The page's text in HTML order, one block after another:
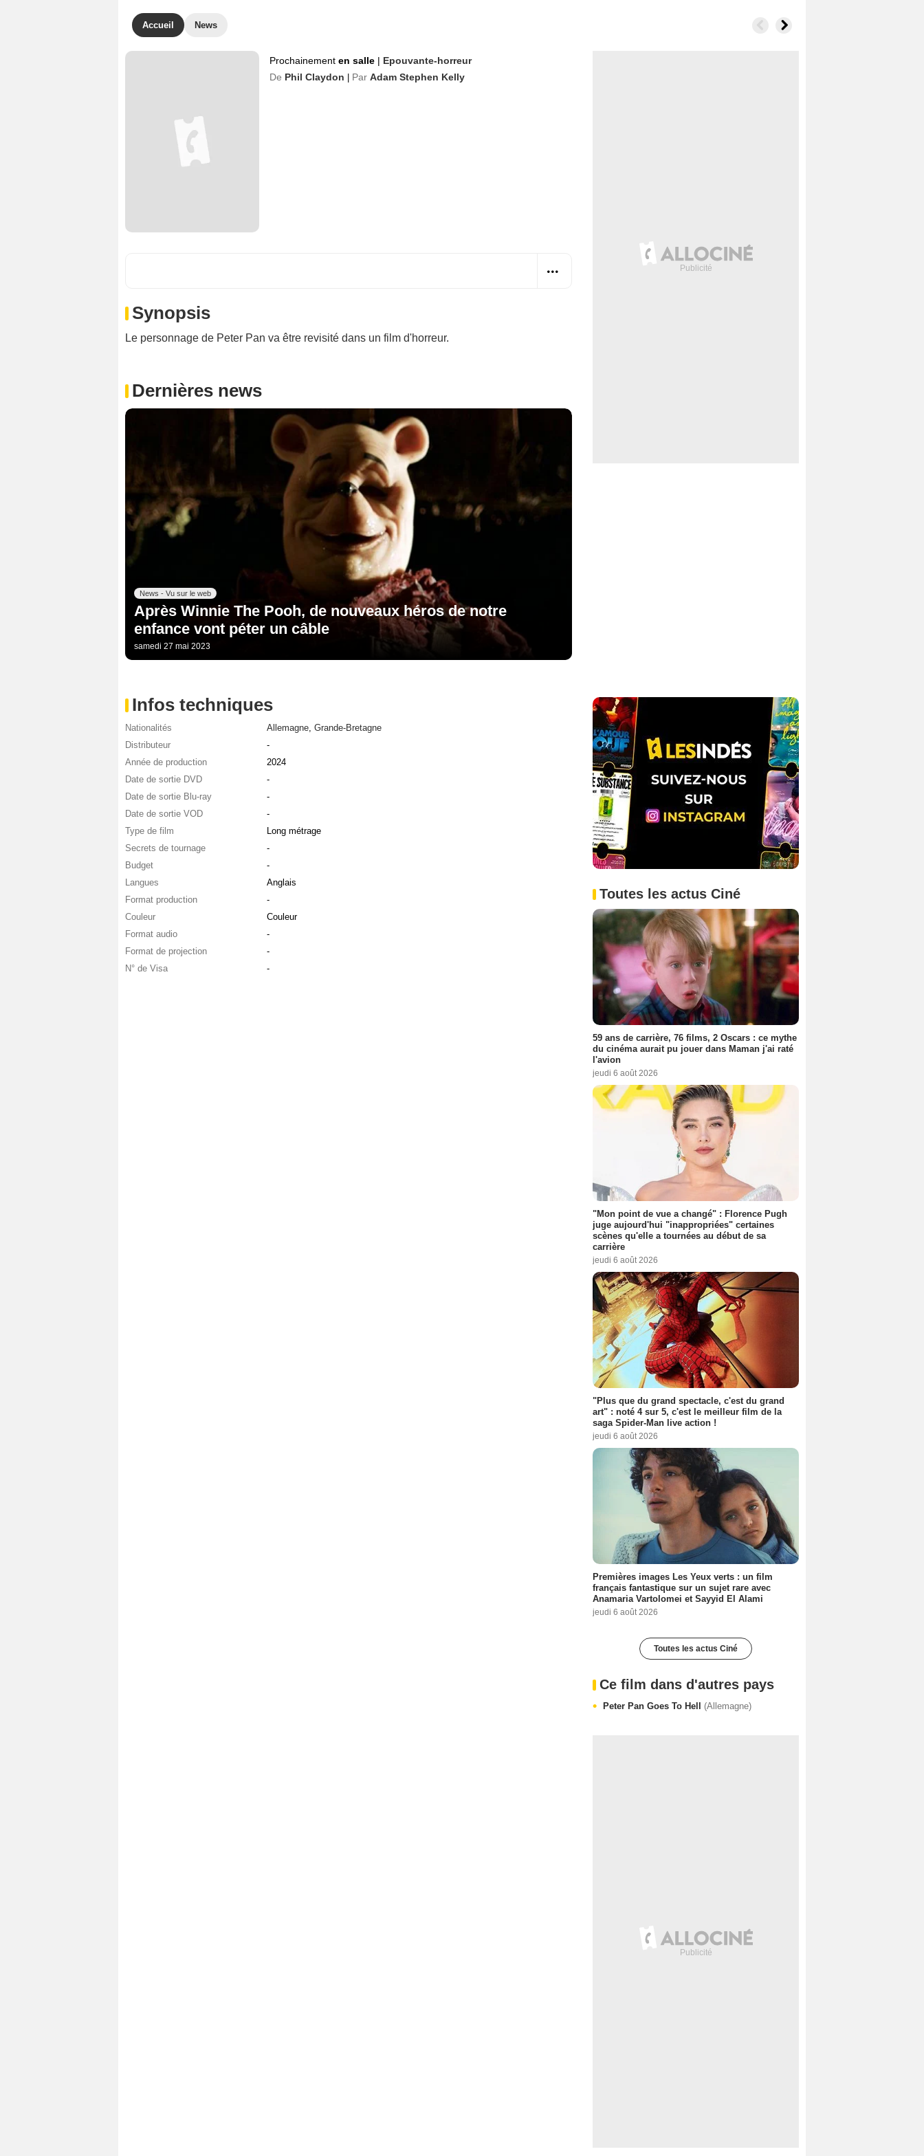
Accueil News
Prochainement en salle | Epouvante-horreur
De Phil Claydon Par Adam Stephen Kelly
Synopsis
Le personnage de Peter Pan va être revisité dans un film d'horreur.
Dernières news
News - Vu sur le web
Après Winnie The Pooh, de nouveaux héros de notre
enfance vont péter un câble
samedi 27 mai 2023
Infos techniques
Nationalités Allemagne, Grande-Bretagne
Distributeur
-
Année de production
2024
Date de sortie DVD
-
Date de sortie Blu-ray
-
Date de sortie VOD
-
Type de film
Long métrage
Secrets de tournage
-
Budget
-
Langues
Anglais
Format production
-
Couleur
Couleur
Format audio
-
Format de projection
-
N° de Visa
-
Toutes les actus Ciné
59 ans de carrière, 76 films, 2 Oscars : ce mythe
du cinéma aurait pu jouer dans Maman j'ai raté
l'avion
jeudi 6 août 2026
"Mon point de vue a changé" : Florence Pugh
juge aujourd'hui "inappropriées" certaines
scènes qu'elle a tournées au début de sa
carrière
jeudi 6 août 2026
"Plus que du grand spectacle, c'est du grand
art" : noté 4 sur 5, c'est le meilleur film de la
saga Spider-Man live action !
jeudi 6 août 2026
Premières images Les Yeux verts : un film
français fantastique sur un sujet rare avec
Anamaria Vartolomei et Sayyid El Alami
jeudi 6 août 2026
Toutes les actus Ciné
Ce film dans d'autres pays
Peter Pan Goes To Hell (Allemagne)